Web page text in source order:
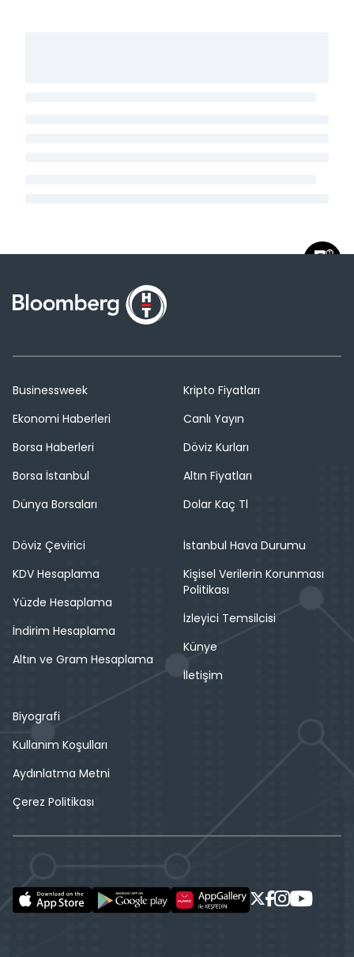
Businessweek
Ekonomi Haberleri
Borsa Haberleri
Borsa İstanbul
Dünya Borsaları
Kripto Fiyatları
Canlı Yayın
Döviz Kurları
Altın Fiyatları
Dolar Kaç Tl
Döviz Çevirici
KDV Hesaplama
Yüzde Hesaplama
İndirim Hesaplama
Altın ve Gram Hesaplama
İstanbul Hava Durumu
Kişisel Verilerin Korunması
Politikası
İzleyici Temsilcisi
Künye
İletişim
Biyografi
Kullanım Koşulları
Aydınlatma Metni
Çerez Politikası